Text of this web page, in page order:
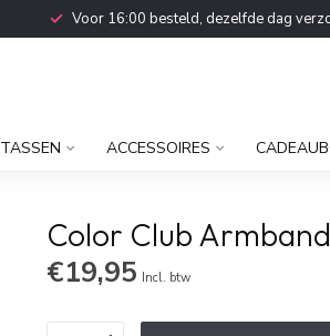
Voor 16:00 besteld, dezelfde dag
TASSEN ACCESSOIRES
Color Club
€19,95 Incl. btw